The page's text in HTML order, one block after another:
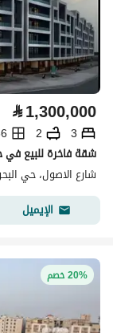
⃁1,300,000
3
2
شقة فاخرة للبيع في
شارع الاصول، حي
الإيميل
20% خصم